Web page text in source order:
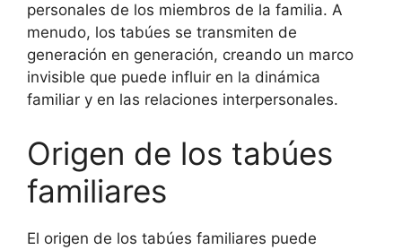
personales de los miembros de la familia. A
menudo, los tabúes se transmiten de
generación en generación, creando un marco
invisible que puede influir en la dinámica
familiar y en las relaciones interpersonales.
Origen de los tabúes
familiares
El origen de los tabúes familiares puede